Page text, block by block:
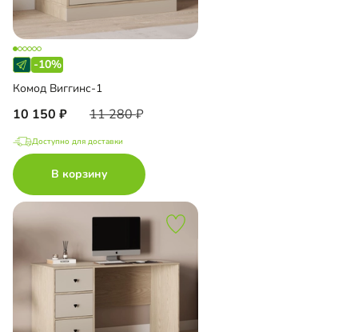
-10%
Комод Виггинс-1
10 150 11 280
Доступно для доставки
В корзину